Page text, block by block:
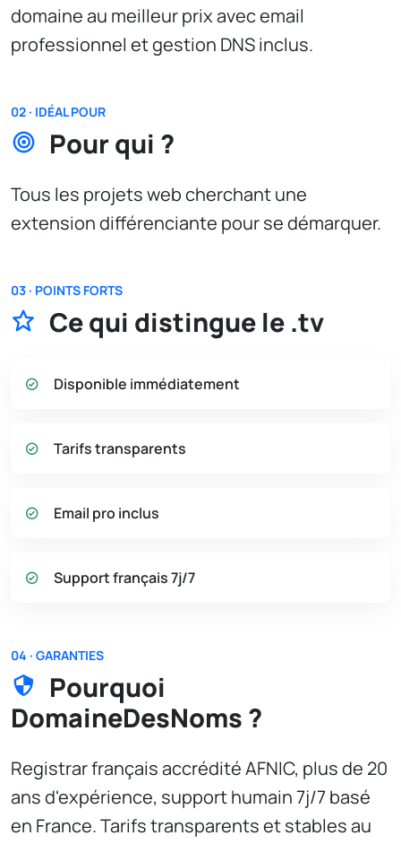
domaine au meilleur prix avec email
professionnel et gestion DNS inclus.
02 · IDÉAL POUR
Pour qui ?
Tous les projets web cherchant une
extension différenciante pour se démarquer.
03 · POINTS FORTS
Ce qui distingue le .tv
Disponible immédiatement
Tarifs transparents
Email pro inclus
Support français 7j/7
04 · GARANTIES
Pourquoi
DomaineDesNoms ?
Registrar français accrédité AFNIC, plus de 20
ans d'expérience, support humain 7j/7 basé
en France. Tarifs transparents et stables au